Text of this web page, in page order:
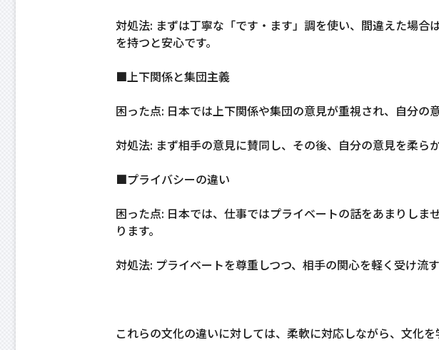
対処法: まずは丁寧な「です・ます」調を使い、間違えた場合
を持つと安心です。
■上下関係と集団主義
困った点: 日本では上下関係や集団の意見が重視され、自分の
対処法: まず相手の意見に賛同し、その後、自分の意見を柔ら
■プライバシーの違い
困った点: 日本では、仕事ではプライベートの話をあまりし
ります。
対処法: プライベートを尊重しつつ、相手の関心を軽く受け流
これらの文化の違いに対しては、柔軟に対応しながら、文化